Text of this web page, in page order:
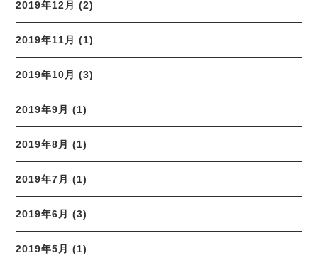
2019年12月 (2)
2019年11月 (1)
2019年10月 (3)
2019年9月 (1)
2019年8月 (1)
2019年7月 (1)
2019年6月 (3)
2019年5月 (1)